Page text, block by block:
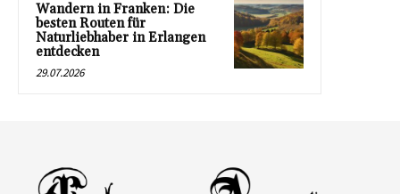
Wandern in Franken: Die
besten Routen für
Naturliebhaber in Erlangen
entdecken
29.07.2026